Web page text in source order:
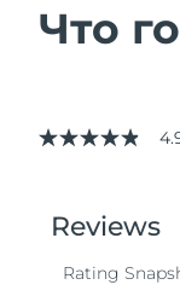
Что
4.9
stars,
average
value.